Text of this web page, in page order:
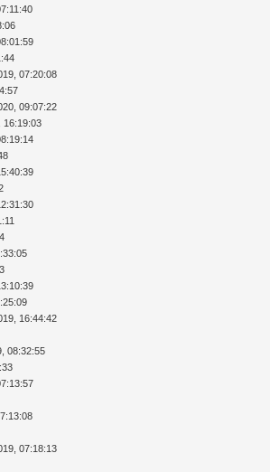
07:20:08
09:07:22
16:19:03
16:44:42
08:32:55
07:18:13